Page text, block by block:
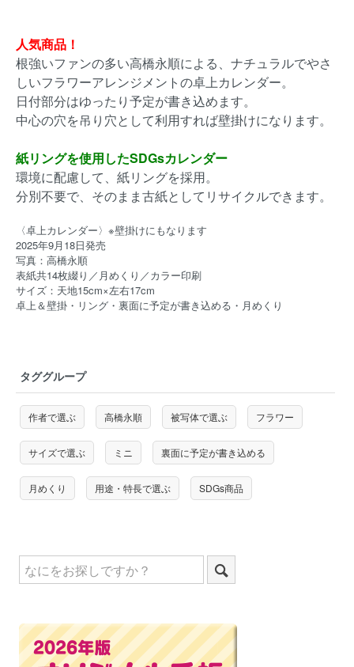
人気商品！
根強いファンの多い高橋永順による、ナチュラルでやさ
しいフラワーアレンジメントの卓上カレンダー。
日付部分はゆったり予定が書き込めます。
中心の穴を吊り穴として利用すれば壁掛けになります。
紙リングを使用したSDGsカレンダー
環境に配慮して、紙リングを採用。
分別不要で、そのまま古紙としてリサイクルできます。
〈卓上カレンダー〉※壁掛けにもなります
2025年9月18日発売
写真：高橋永順
表紙共14枚綴り／月めくり／カラー印刷
サイズ：天地15cm×左右17cm
卓上＆壁掛・リング・裏面に予定が書き込める・月めくり
タググループ
作者で選ぶ 高橋永順 被写体で選ぶ フラワー
サイズで選ぶ ミニ 裏面に予定が書き込める
月めくり 用途・特長で選ぶ SDGs商品